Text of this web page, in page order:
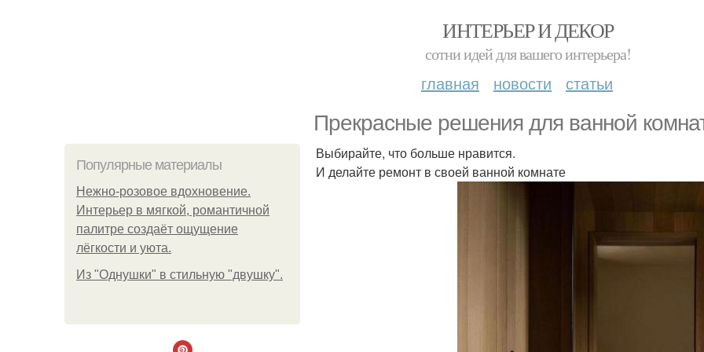
ИНТЕРЬЕР И ДЕКОР
сотни идей для вашего интерьера!
главная новости статьи
Прекрасные решения для ванной
Популярные материалы
Нежно-розовое вдохновение.
Интерьер в мягкой, романтичной
палитре создаёт ощущение
лёгкости и уюта.
Из "Однушки" в стильную "двушку".
Выбирайте, что больше нравится.
И делайте ремонт в своей ванной комнате